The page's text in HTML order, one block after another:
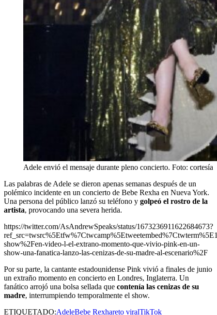
Adele envió el mensaje durante pleno concierto. Foto: cortesía
Las palabras de Adele se dieron apenas semanas después de un
polémico incidente en un concierto de Bebe Rexha en Nueva York.
Una persona del público lanzó su teléfono y golpeó el rostro de la
artista, provocando una severa herida.
https://twitter.com/AsAndrewSpeaks/status/1673236911622684673?
show%2Fen-video-l-el-extrano-momento-que-vivio-pink-en-un-
show-una-fanatica-lanzo-las-cenizas-de-su-madre-al-escenario%2F
Por su parte, la cantante estadounidense Pink vivió a finales de junio
un extraño momento en concierto en Londres, Inglaterra. Un
fanático arrojó una bolsa sellada que contenía las cenizas de su
madre, interrumpiendo temporalmente el show.
ETIQUETADO:AdeleBebe Rexhareto viralTikTok